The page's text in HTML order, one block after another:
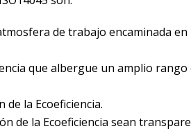
de trabajo encaminada en
que albergue un amplio rango
la Ecoeficiencia.
de la Ecoeficiencia sean